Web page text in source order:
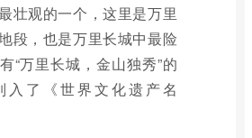
壮观的一个，这里是万里
段，也是万里长城中最险
“万里长城，金山独秀”的
入了《世界文化遗产名